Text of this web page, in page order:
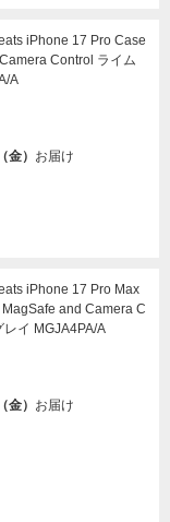
iPhone 17 Pro Case
Control ライム
A
） お届け
iPhone 17 Pro Max
and Camera C
イ MGJA4PA/A
） お届け